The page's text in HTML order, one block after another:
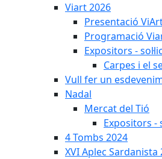
Viart 2026
Presentació
Programació
Expositors -
Carpes i el
Vull fer un
Nadal
Mercat del Tió
Expositors -
4 Tombs 2024
XVI Aplec Sardanista